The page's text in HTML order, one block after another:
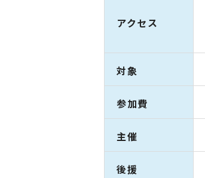
アクセス
対象
参加費
主催
後援